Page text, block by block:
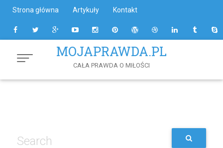
Content
Strona główna Artykuły Kontakt
MOJAPRAWDA.PL
CAŁA PRAWDA O MIŁOŚCI